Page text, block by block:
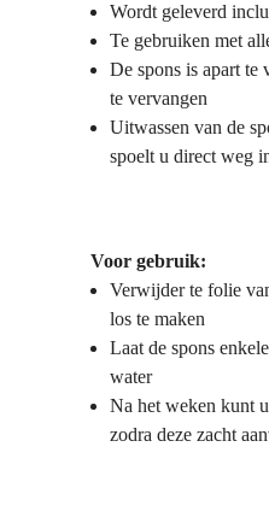
Wordt geleverd
Te gebruiken met
De spons is apart
te vervangen
Uitwassen van de
spoelt u direct weg
Voor gebruik:
Verwijder te folie
los te maken
Laat de spons
water
Na het weken kunt
zodra deze zacht